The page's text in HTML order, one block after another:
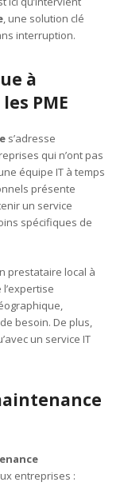
, une solution clé
interruption.
à
PME
s’adresse
qui n’ont pas
équipe IT à temps
présente
un service
spécifiques de
prestataire local à
besoin. De plus,
un service IT
entreprises :